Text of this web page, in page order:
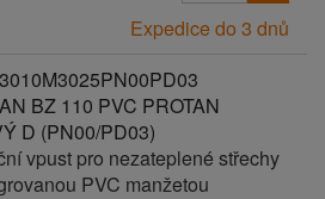
Expedice do 3 dnů
BZ 110 PVC PROTAN
D (PN00/PD03)
vpust pro nezateplené střechy
PVC manžetou